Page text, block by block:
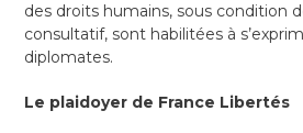
des droits humains, sous condition
consultatif, sont habilitées à
diplomates.
Le plaidoyer de France Libertés